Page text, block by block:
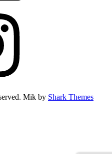
Mik by Shark Themes